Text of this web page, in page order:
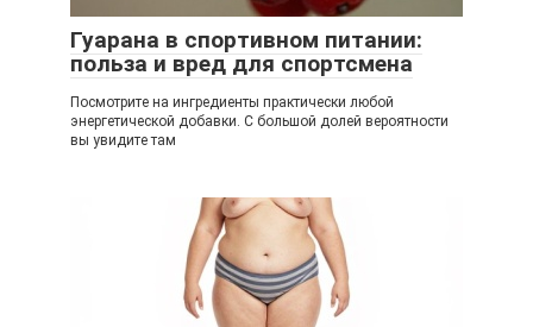
Гуарана в спортивном питании:
польза и вред для спортсмена
Посмотрите на ингредиенты практически любой
энергетической добавки. С большой долей вероятности
вы увидите там